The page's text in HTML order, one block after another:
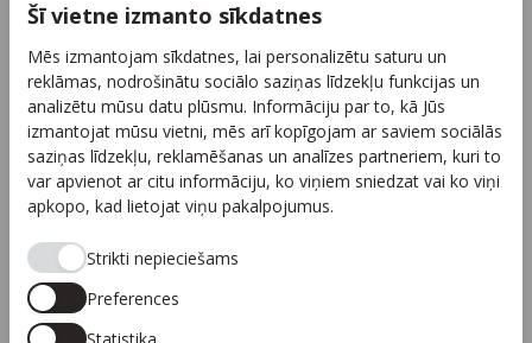
Šī vietne izmanto sīkdatnes
Mēs izmantojam sīkdatnes, lai personalizētu saturu un
reklāmas, nodrošinātu sociālo saziņas līdzekļu funkcijas un
analizētu mūsu datu plūsmu. Informāciju par to, kā Jūs
izmantojat mūsu vietni, mēs arī kopīgojam ar saviem sociālās
saziņas līdzekļu, reklamēšanas un analīzes partneriem, kuri to
var apvienot ar citu informāciju, ko viņiem sniedzat vai ko viņi
apkopo, kad lietojat viņu pakalpojumus.
Strikti nepieciešams
Preferences
Statistika
Reklāma
Arhīvs
Sadarbība
Autortiesības
Privātuma politika